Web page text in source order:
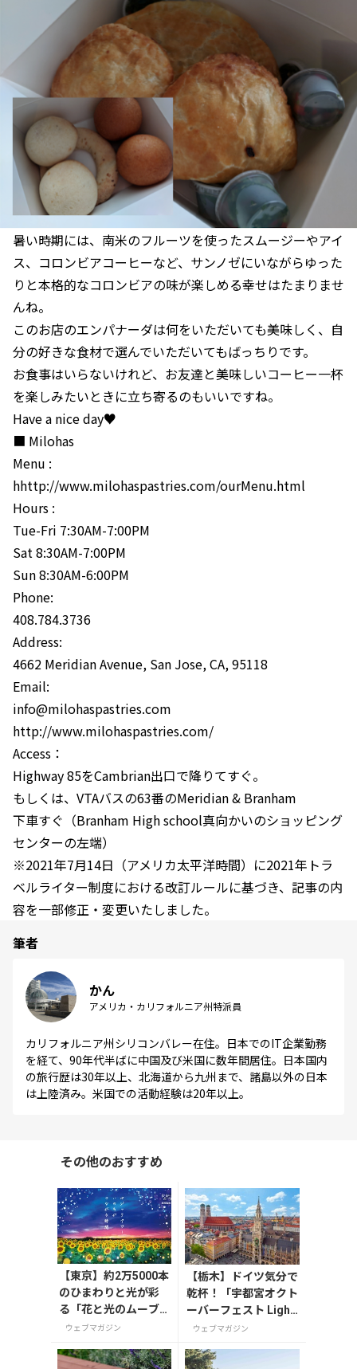
暑い時期には、南米のフルーツを使ったスムージーやアイ
ス、コロンビアコーヒーなど、サンノゼにいながらゆった
りと本格的なコロンビアの味が楽しめる幸せはたまりませ
んね。
このお店のエンパナーダは何をいただいても美味しく、自
分の好きな食材で選んでいただいてもばっちりです。
お食事はいらないけれど、お友達と美味しいコーヒー一杯
を楽しみたいときに立ち寄るのもいいですね。
Have a nice day♥
■ Milohas
Menu :
hhttp://www.milohaspastries.com/ourMenu.html
Hours :
Tue-Fri 7:30AM-7:00PM
Sat 8:30AM-7:00PM
Sun 8:30AM-6:00PM
Phone:
408.784.3736
Address:
4662 Meridian Avenue, San Jose, CA, 95118
Email:
info@milohaspastries.com
http://www.milohaspastries.com/
Access：
Highway 85をCambrian出口で降りてすぐ。
もしくは、VTAバスの63番のMeridian & Branham
下車すぐ（Branham High school真向かいのショッピング
センターの左端）
※2021年7月14日（アメリカ太平洋時間）に2021年トラ
ベルライター制度における改訂ルールに基づき、記事の内
容を一部修正・変更いたしました。
筆者
かん
アメリカ・カリフォルニア州特派員
カリフォルニア州シリコンバレー在住。日本でのIT企業勤務
を経て、90年代半ばに中国及び米国に数年間居住。日本国内
の旅行歴は30年以上、北海道から九州まで、諸島以外の日本
は上陸済み。米国での活動経験は20年以上。
その他のおすすめ
【東京】約2万5000本
のひまわりと光が彩
る「花と光のムーブ
メント」が葛西臨海
催
ウェブマガジン
【栃木】ドイツ気分で
乾杯！「宇都宮オクト
ーバーフェスト Light
2026」が8月7日から
ウェブマガジン